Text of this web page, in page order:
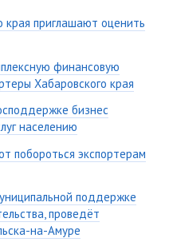
края приглашают оценить
финансовую
Хабаровского края
бизнес
населению
побороться экспортерам
поддержке
проведёт
на-Амуре